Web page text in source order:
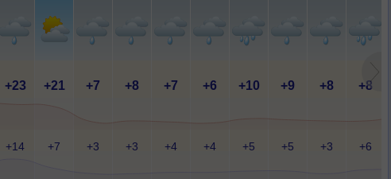
+23 +21 +7 +8 +7 +6 +10 +9 +8 +8
+14 +7 +3 +3 +4 +4 +5 +5 +3 +6